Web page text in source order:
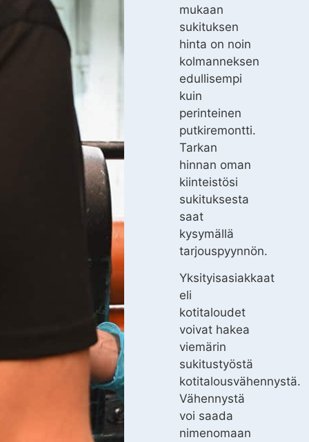
mukaan
sukituksen
hinta on noin
kolmanneksen
edullisempi
kuin
perinteinen
putkiremontti.
Tarkan
hinnan oman
kiinteistösi
sukituksesta
saat
kysymällä
tarjouspyynnön.
Yksityisasiakkaat
eli
kotitaloudet
voivat hakea
viemärin
sukitustyöstä
kotitalousvähennystä.
Vähennystä
voi saada
nimenomaan